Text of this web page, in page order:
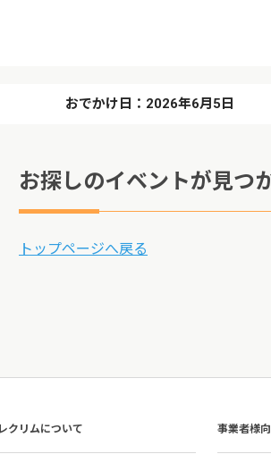
おでかけ日：2026年6月5日
お探しのイベントが見つ
トップページへ戻る
レクリムについて 事業者様